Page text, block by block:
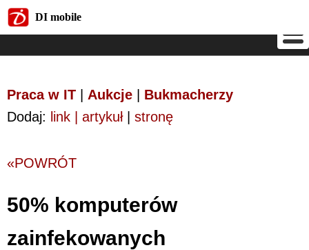
DI mobile
Praca w IT Aukcje
Bukmacherzy
Dodaj: link | artykuł| stronę
«POWRÓT
50% komputerów
zainfekowanych
DI mobile